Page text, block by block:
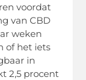
voordat
van CBD
weken
of het iets
in
2,5 procent